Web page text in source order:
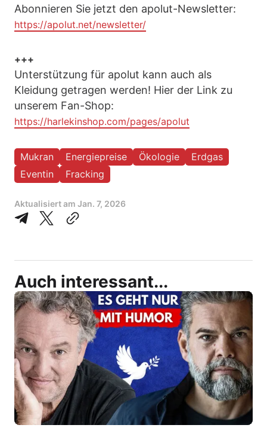
Abonnieren Sie jetzt den apolut-Newsletter:
https://apolut.net/newsletter/
+++
Unterstützung für apolut kann auch als
Kleidung getragen werden! Hier der Link zu
unserem Fan-Shop:
https://harlekinshop.com/pages/apolut
Mukran Energiepreise Ökologie
Erdgas
Eventin
Fracking
Aktualisiert am Jan. 7, 2026
Auch interessant...